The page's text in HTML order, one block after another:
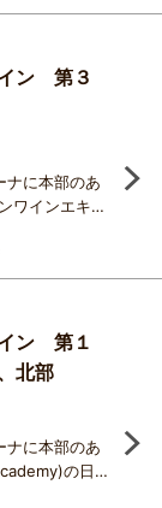
インとして、
歴史、世界遺
てとても人気
スィーツのカ
ン 第３
ナに本部のあ
ワインエキス
インの魅力を
んだイタリア
種の特徴に注
までは品種特
の魅力を学ん
ン 第１
北部
ナに本部のあ
の日本